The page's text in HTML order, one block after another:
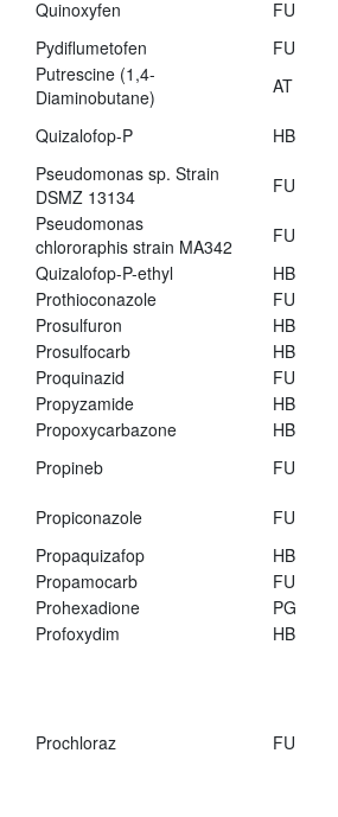
Quinoxyfen FU
Pydiflumetofen
FU
Putrescine (1,4-
Diaminobutane)
AT
Quizalofop-P
HB
Pseudomonas sp. Strain
DSMZ 13134
FU
Pseudomonas
chlororaphis strain MA342
FU
Quizalofop-P-ethyl
HB
Prothioconazole
FU
Prosulfuron
HB
Prosulfocarb
HB
Proquinazid
FU
Propyzamide
HB
Propoxycarbazone
HB
Propineb
FU
Propiconazole
FU
Propaquizafop
HB
Propamocarb
FU
Prohexadione
PG
Profoxydim
HB
Prochloraz FU